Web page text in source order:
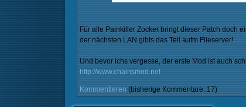
Für alle Painkiller Zocker bringt dieser Patch doch
der nächsten LAN gibts das Teil aufm Fileserver!
Und bevor ichs vergesse, der erste Mod ist auch
http://www.chainsmod.net
Kommentieren (bisherige Kommentare: 17)